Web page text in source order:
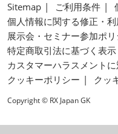
Sitemap ご利用条件
個人情報に関する修正・
展示会・セミナー参加ポ
特定商取引法に基づく表示
カスタマーハラスメント
クッキーポリシー
クッ
Copyright © RX Japan GK